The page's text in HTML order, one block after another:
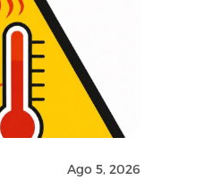
Ago 5, 2026